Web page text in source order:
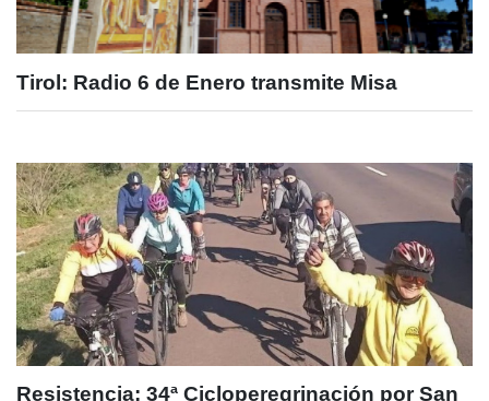
Tirol: Radio 6 de Enero transmite Misa
Resistencia: 34ª Cicloperegrinación por San